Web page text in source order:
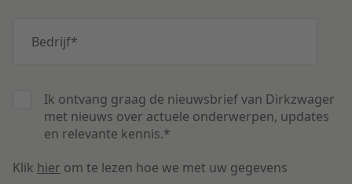
Bedrijf*
Ik ontvang graag de nieuwsbrief van Dirkzwager
met nieuws over actuele onderwerpen, updates
en relevante kennis.*
Klik hier om te lezen hoe we met uw gegevens